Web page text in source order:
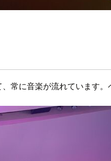
常に音楽が流れています